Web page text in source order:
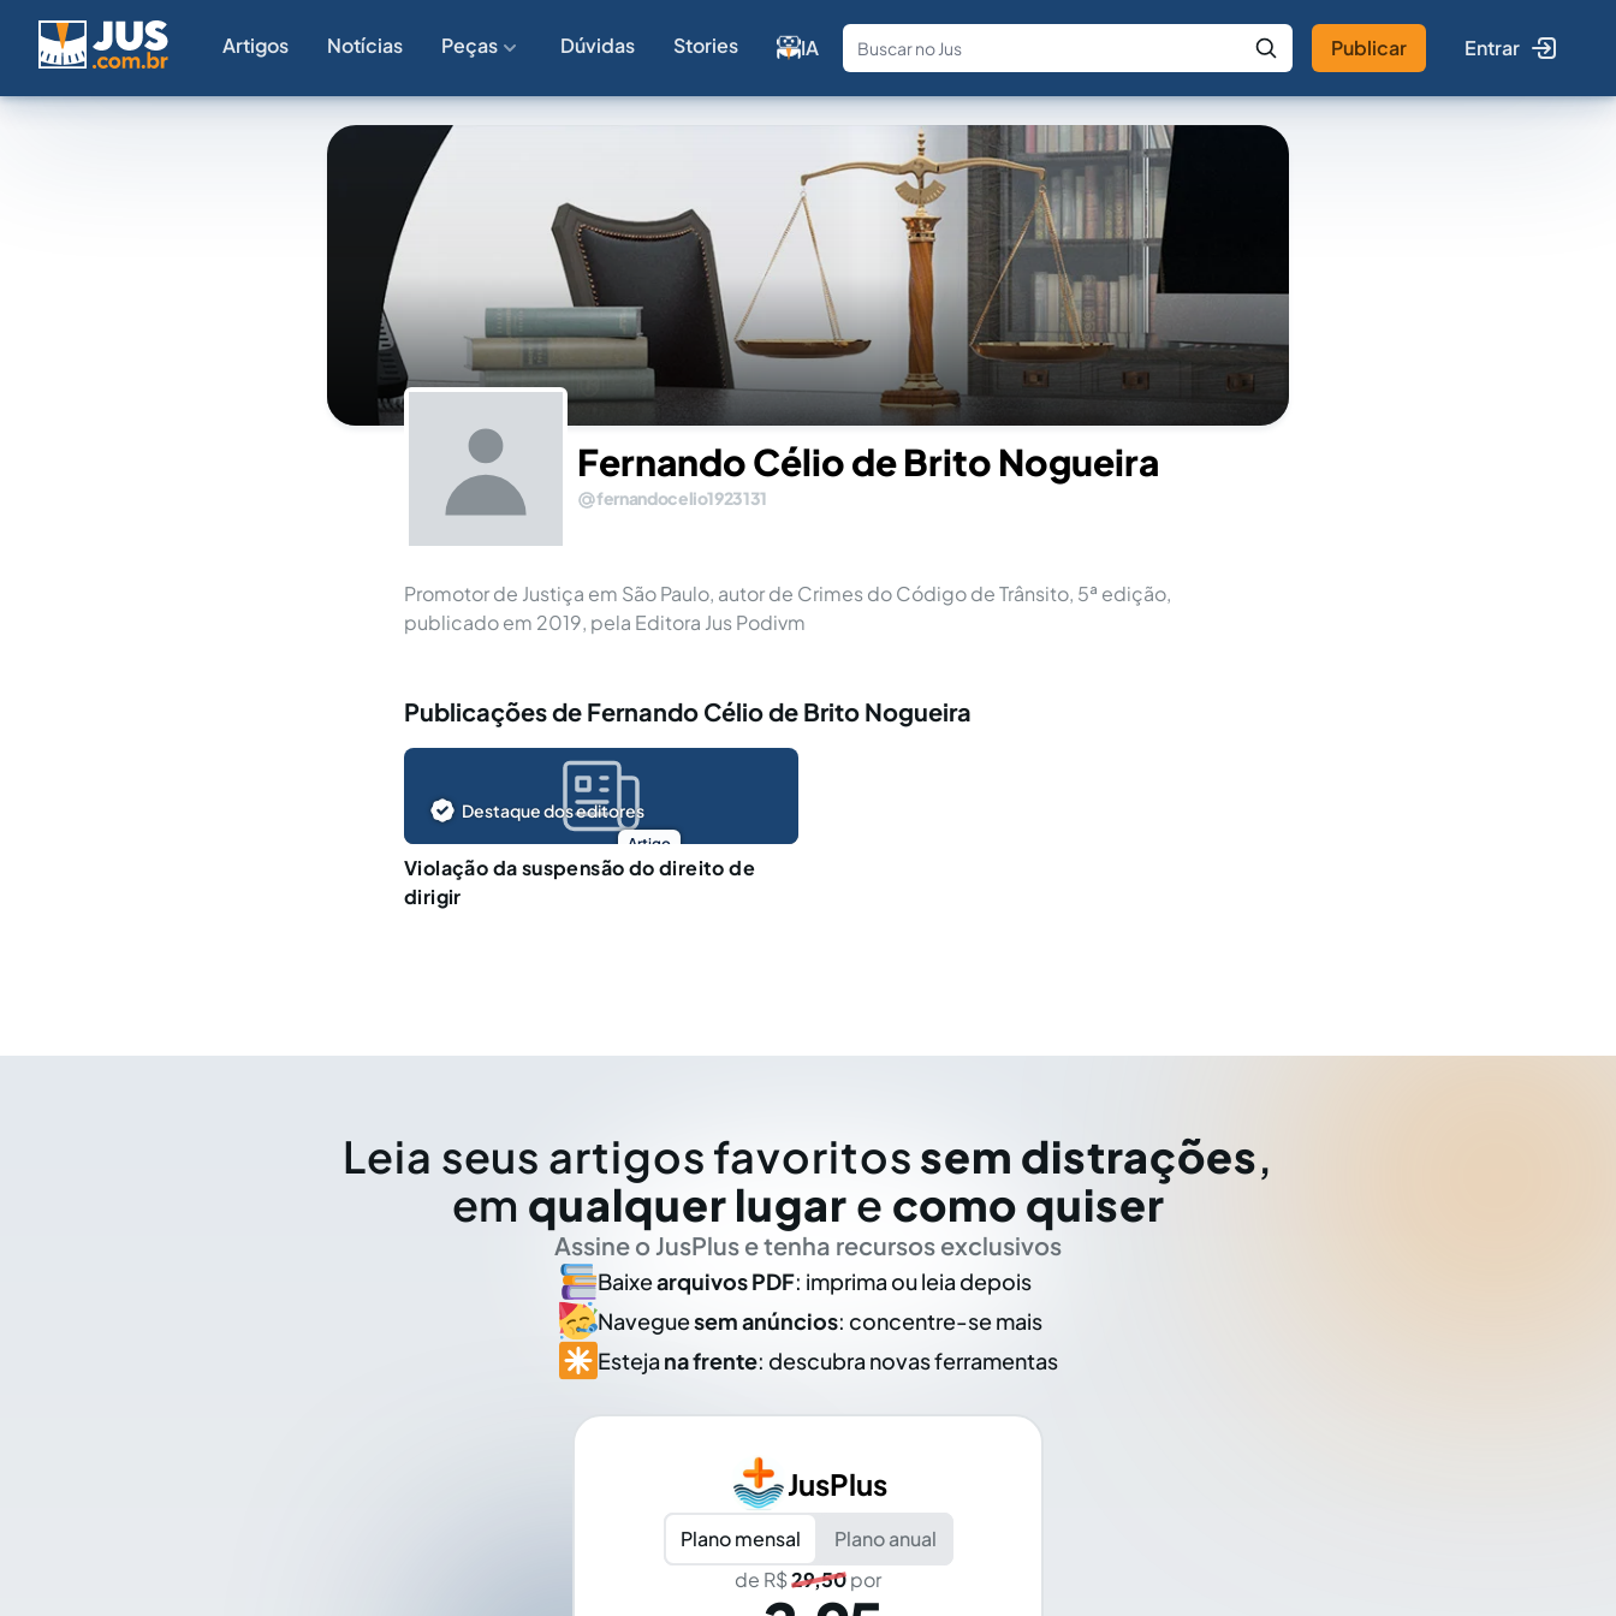
Artigos Notícias Peças Dúvidas Stories IA
Fale com a IA Buscar no Jus
Publicar Entrar
Fernando Célio de Brito Nogueira
fernandocelio1923131
Promotor de Justiça em São Paulo, autor de Crimes do Código de Trânsito, 5ª edição,
publicado em 2019, pela Editora Jus Podivm
Publicações de Fernando Célio de Brito Nogueira
Artigo
Destaque dos editores
Violação da suspensão do direito de
dirigir
Leia seus artigos favoritos sem distrações,
em qualquer lugar e como quiser
Assine o JusPlus e tenha recursos exclusivos
Baixearquivos PDF: imprima ou leia depois
Naveguesem anúncios: concentre-se mais
Esteja na frente: descubra novas ferramentas
JusPlus
Plano mensal
Plano anual
de R$29,50por